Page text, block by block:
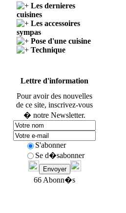
Les dernieres
cuisines
Les accessoires
sympas
Pose d'une cuisine
Technique
Lettre d'information
Pour avoir des nouvelles
de ce site, inscrivez-vous
� notre Newsletter.
S'abonner
Se d�sabonner
66 Abonn�s